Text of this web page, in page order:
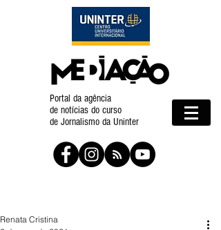
Portal da agência
de notícias do curso
de Jornalismo da Uninter
Renata Cristina